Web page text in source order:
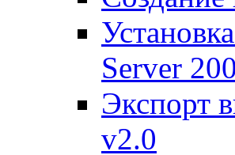
Server
Экспорт
v2.0